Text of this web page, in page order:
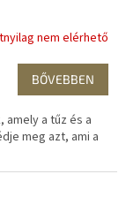
nem elérhető
BŐVEBBEN
a tűz és a
meg azt, ami a